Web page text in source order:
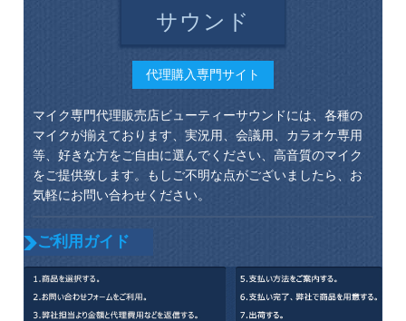
サウンド
代理購入専門サイト
マイク専門代理販売店ビューティーサウンドには、各種の
マイクが揃えております、実況用、会議用、カラオケ専用
等、好きな方をご自由に選んでください、高音質のマイク
をご提供致します。もしご不明な点がございましたら、お
気軽にお問い合わせください。
ご利用ガイド